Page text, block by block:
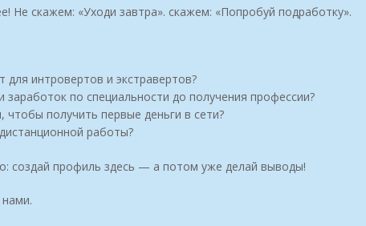
Не скажем: «Уходи завтра». скажем: «Попробуй подработку».
для интровертов и экстравертов?
по специальности до получения профессии?
чтобы получить первые деньги в сети?
работы?
создай профиль здесь — а потом уже делай выводы!